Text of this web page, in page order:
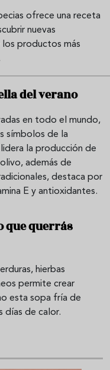
ofrece una receta
nuevas
los productos más
del verano
en todo el mundo,
símbolos de la
la producción de
además de
destaca por
E y antioxidantes.
que querrás
hierbas
permite crear
esta sopa fría de
días de calor.